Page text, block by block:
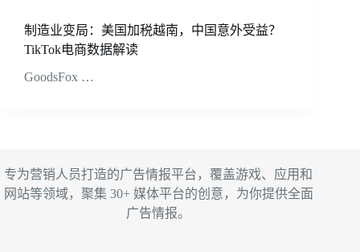
制造业变局：美国加税越南，中国意外受益？
TikTok电商数据解读
GoodsFox …
专为营销人员打造的广告情报平台，覆盖游戏、应用和
网站等领域，聚集 30+ 媒体平台的创意，为你提供全面
广告情报。